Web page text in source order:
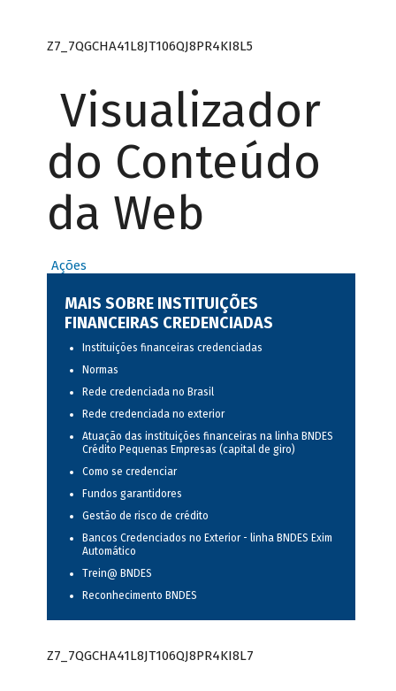
Z7_7QGCHA41L8JT106QJ8PR4KI8L5
Visualizador
do Conteúdo
da Web
Ações
MAIS SOBRE INSTITUIÇÕES
FINANCEIRAS CREDENCIADAS
Instituições financeiras credenciadas
Normas
Rede credenciada no Brasil
Rede credenciada no exterior
Atuação das instituições financeiras na linha BNDES
Crédito Pequenas Empresas (capital de giro)
Como se credenciar
Fundos garantidores
Gestão de risco de crédito
Bancos Credenciados no Exterior - linha BNDES Exim
Automático
Trein@ BNDES
Reconhecimento BNDES
Z7_7QGCHA41L8JT106QJ8PR4KI8L7